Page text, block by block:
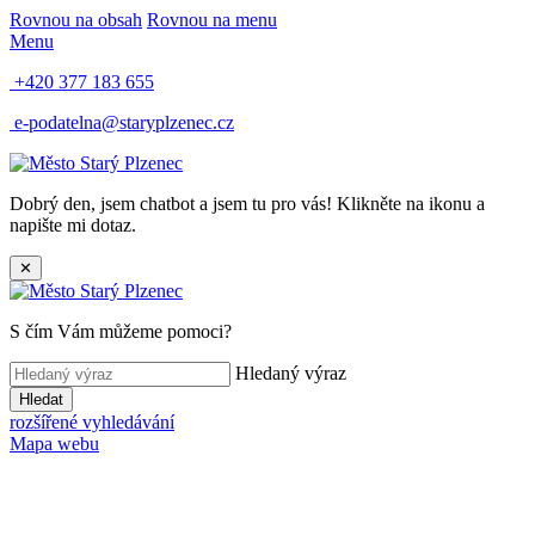
Rovnou na obsah Rovnou na menu
Menu
+420 377 183 655
e-podatelna@staryplzenec.cz
Dobrý den, jsem chatbot a jsem tu pro vás! Klikněte na ikonu a
napište mi dotaz.
✕
S čím Vám můžeme pomoci?
Hledaný výraz
Hledat
rozšířené vyhledávání
Mapa webu